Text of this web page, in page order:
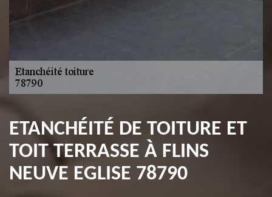
ETANCHÉITÉ DE TOITURE ET
TOIT TERRASSE À FLINS
NEUVE EGLISE 78790